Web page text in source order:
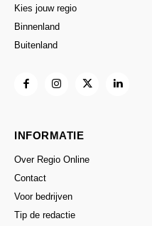
Kies jouw regio
Binnenland
Buitenland
INFORMATIE
Over Regio Online
Contact
Voor bedrijven
Tip de redactie